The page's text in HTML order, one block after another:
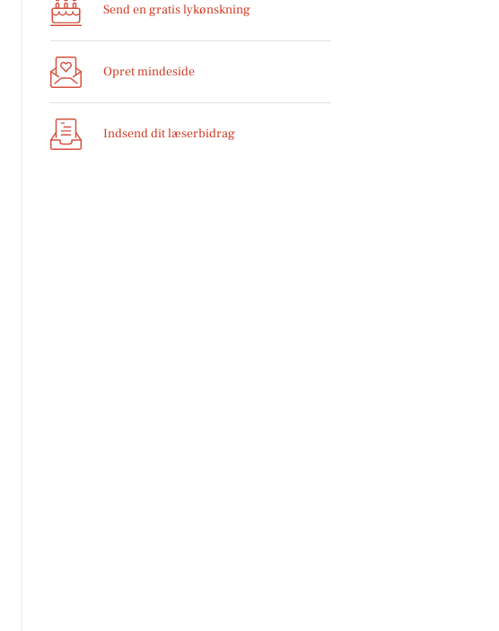
Send en gratis lykønskning
Opret mindeside
Indsend dit læserbidrag